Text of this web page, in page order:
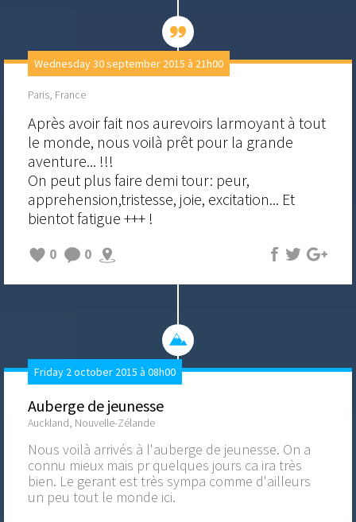
Wednesday 30 september 2015 à 21h00
Paris, France
Après avoir fait nos aurevoirs larmoyant à tout
le monde, nous voilà prêt pour la grande
aventure... !!!
On peut plus faire demi tour: peur,
apprehension,tristesse, joie, excitation... Et
bientot fatigue +++ !
0 0
Friday 2 october 2015 à 08h00
Auberge de jeunesse
Auckland, Nouvelle-Zélande
Nous voilà arrivés à l'auberge de jeunesse. On a
connu mieux mais pr quelques jours ca ira très
bien. Le gerant est très sympa comme d'ailleurs
un peu tout le monde ici.